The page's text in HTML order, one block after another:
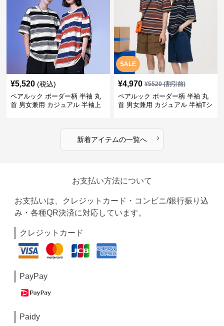
¥5,520 (税込)
ペアルック ボーダー柄 半袖 丸
首 男女兼用 カジュアル 半袖上
SALE
¥4,970 ¥5520(割引前)
ペアルック ボーダー柄 半袖 丸
首 男女兼用 カジュアル 半袖Tシ
新着アイテムの一覧へ ›
お支払い方法について
お支払いは、クレジットカード・コンビニ/銀行振り込
み・各種QR決済に対応しています。
クレジットカード
PayPay
Paidy